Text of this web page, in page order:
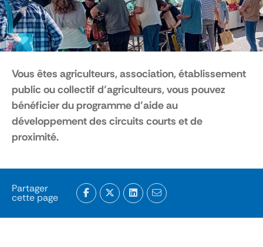
Vous êtes agriculteurs, association, établissement
public ou collectif d’agriculteurs, vous pouvez
bénéficier du programme d’aide au
développement des circuits courts et de
proximité.
Partager
cette page